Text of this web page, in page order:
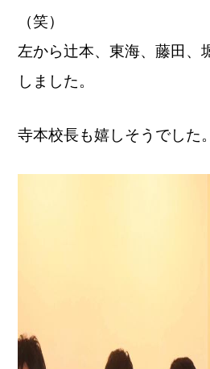
（笑）
左から辻本、東海、藤田、
しました。
寺本校長も嬉しそうでした。